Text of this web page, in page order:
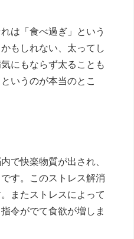
は「食べ過ぎ」という
もしれない、太ってし
にもならず太ることも
いうのが本当のとこ
で快楽物質が出され、
す。このストレス解消
またストレスによって
令がでて食欲が増しま